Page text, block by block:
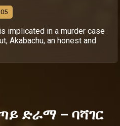
implicated in a murder case
Akabachu, an honest and
ድራማ – ባሻገር